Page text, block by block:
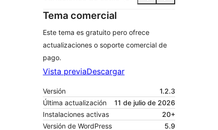
Tema comercial
Este tema es gratuito pero ofrece
actualizaciones o soporte comercial de
pago.
Vista previaDescargar
Versión
1.2.3
Última actualización
11 de julio de 2026
Instalaciones activas
20+
Versión de WordPress
5.9